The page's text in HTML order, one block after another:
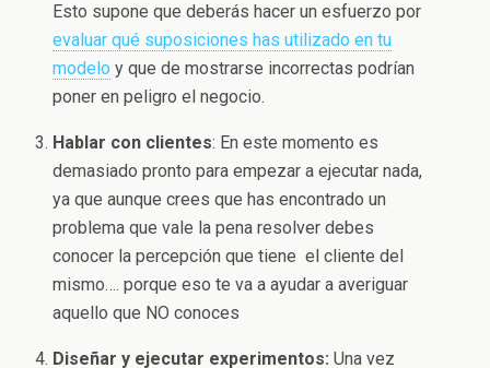
Esto supone que deberás hacer un esfuerzo por
evaluar qué suposiciones has utilizado en tu
modelo y que de mostrarse incorrectas podrían
poner en peligro el negocio.
Hablar con clientes: En este momento es
demasiado pronto para empezar a ejecutar nada,
ya que aunque crees que has encontrado un
problema que vale la pena resolver debes
conocer la percepción que tiene el cliente del
mismo…. porque eso te va a ayudar a averiguar
aquello que NO conoces
Diseñar y ejecutar experimentos: Una vez